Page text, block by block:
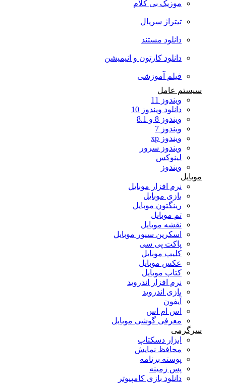
موزیک بی کلام
تیتراژ سریال
دانلود مستند
دانلود کارتون و انیمیشن
فیلم آموزشی
سیستم عامل
ویندوز 11
دانلود ویندوز 10
ویندوز 8 و 8.1
ویندوز 7
ویندوز xp
ویندوز سرور
لینوکس
ویندوز
موبایل
نرم افزار موبایل
بازی موبایل
رینگتون موبایل
تم موبایل
نقشه موبایل
اسکرین سیور موبایل
پاکت پی سی
کلیپ موبایل
عکس موبایل
کتاب موبایل
نرم افزار اندروید
بازی اندروید
آیفون
اس ام اس
معرفی گوشی موبایل
سرگرمی
ابزار دسکتاپ
محافظ نمایش
پوسته برنامه
پس زمینه
دانلود بازی کامپیوتر